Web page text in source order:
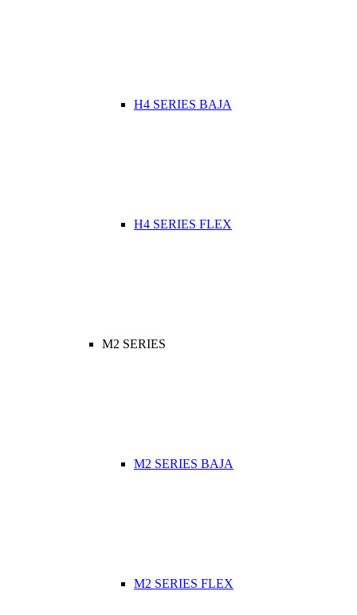
H4 SERIES BAJA
H4 SERIES FLEX
M2 SERIES
M2 SERIES BAJA
M2 SERIES FLEX